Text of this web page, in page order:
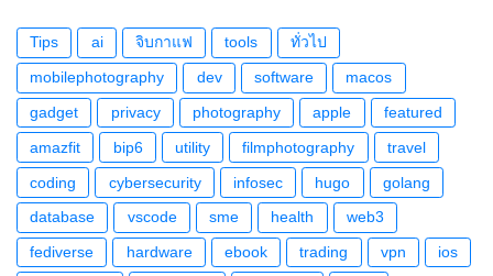
Tips ai จิบกาแฟ tools
ทั่วไป
mobilephotography
dev software
macos
gadget
privacy photography apple
featured
amazfit
bip6 utility filmphotography
travel
coding
cybersecurity infosec hugo
golang
database
vscode sme health
web3
fediverse
hardware ebook trading vpn
ios